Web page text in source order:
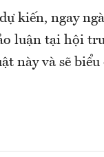
kiến, ngay
luận tại hội
này và sẽ